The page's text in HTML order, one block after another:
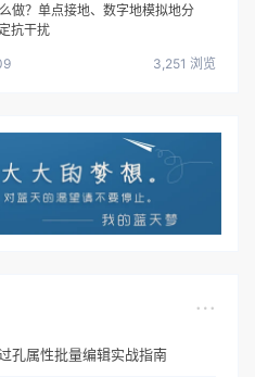
做？单点接地、数字地模拟地分
抗干扰
3,251 浏览
孔属性批量编辑实战指南